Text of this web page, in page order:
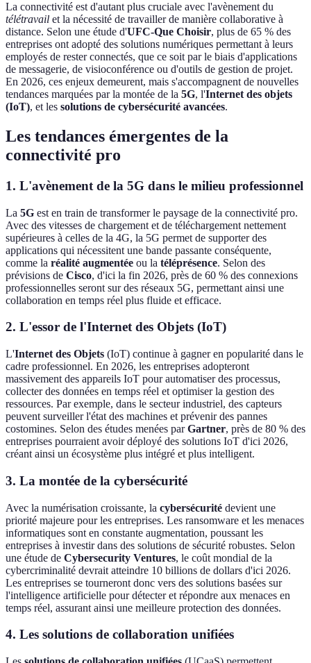
La connectivité est d'autant plus cruciale avec l'avènement du
télétravail et la nécessité de travailler de manière collaborative à
distance. Selon une étude d'UFC-Que Choisir, plus de 65 % des
entreprises ont adopté des solutions numériques permettant à leurs
employés de rester connectés, que ce soit par le biais d'applications
de messagerie, de visioconférence ou d'outils de gestion de projet.
En 2026, ces enjeux demeurent, mais s'accompagnent de nouvelles
tendances marquées par la montée de la 5G, l'Internet des objets
(IoT), et les solutions de cybersécurité avancées.
Les tendances émergentes de la
connectivité pro
1. L'avènement de la 5G dans le milieu professionnel
La 5G est en train de transformer le paysage de la connectivité pro.
Avec des vitesses de chargement et de téléchargement nettement
supérieures à celles de la 4G, la 5G permet de supporter des
applications qui nécessitent une bande passante conséquente,
comme la réalité augmentée ou la téléprésence. Selon des
prévisions de Cisco, d'ici la fin 2026, près de 60 % des connexions
professionnelles seront sur des réseaux 5G, permettant ainsi une
collaboration en temps réel plus fluide et efficace.
2. L'essor de l'Internet des Objets (IoT)
L'Internet des Objets (IoT) continue à gagner en popularité dans le
cadre professionnel. En 2026, les entreprises adopteront
massivement des appareils IoT pour automatiser des processus,
collecter des données en temps réel et optimiser la gestion des
ressources. Par exemple, dans le secteur industriel, des capteurs
peuvent surveiller l'état des machines et prévenir des pannes
costomines. Selon des études menées parGartner, près de 80 % des
entreprises pourraient avoir déployé des solutions IoT d'ici 2026,
créant ainsi un écosystème plus intégré et plus intelligent.
3. La montée de la cybersécurité
Avec la numérisation croissante, la cybersécurité devient une
priorité majeure pour les entreprises. Les ransomware et les menaces
informatiques sont en constante augmentation, poussant les
entreprises à investir dans des solutions de sécurité robustes. Selon
une étude de Cybersecurity Ventures, le coût mondial de la
cybercriminalité devrait atteindre 10 billions de dollars d'ici 2026.
Les entreprises se tourneront donc vers des solutions basées sur
l'intelligence artificielle pour détecter et répondre aux menaces en
temps réel, assurant ainsi une meilleure protection des données.
4. Les solutions de collaboration unifiées